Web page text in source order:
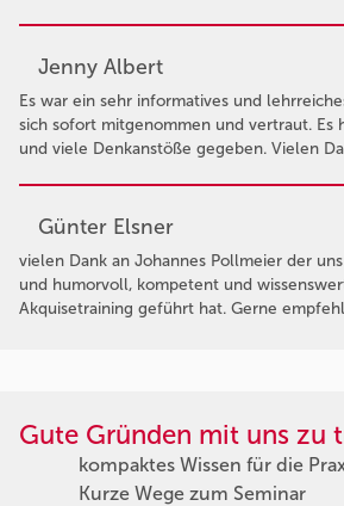
Jenny Albert
Es war ein sehr informatives und
sich sofort mitgenommen und vertraut. Es
und viele Denkanstöße gegeben. Vielen
Günter Elsner
vielen Dank an Johannes Pollmeier der
und humorvoll, kompetent und
Akquisetraining geführt hat. Gerne
Gute Gründen mit uns zu
kompaktes Wissen für die
Kurze Wege zum Seminar